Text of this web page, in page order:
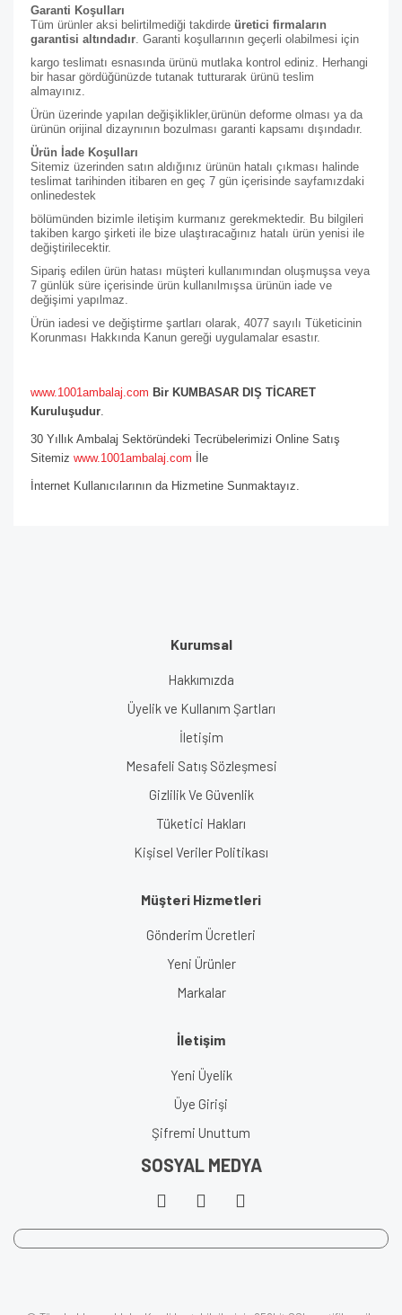
Garanti Koşulları
Tüm ürünler aksi belirtilmediği takdirde üretici firmaların
garantisi altındadır . Garanti koşullarının geçerli olabilmesi için
kargo teslimatı esnasında ürünü mutlaka kontrol ediniz. Herhangi
bir hasar gördüğünüzde tutanak tutturarak ürünü teslim
almayınız.
Ürün üzerinde yapılan değişiklikler,ürünün deforme olması ya da
ürünün orijinal dizaynının bozulması garanti kapsamı dışındadır.
Ürün İade Koşulları
Sitemiz üzerinden satın aldığınız ürünün hatalı çıkması halinde
teslimat tarihinden itibaren en geç 7 gün içerisinde sayfamızdaki
onlinedestek
bölümünden bizimle iletişim kurmanız gerekmektedir. Bu bilgileri
takiben kargo şirketi ile bize ulaştıracağınız hatalı ürün yenisi ile
değiştirilecektir.
Sipariş edilen ürün hatası müşteri kullanımından oluşmuşsa veya
7 günlük süre içerisinde ürün kullanılmışsa ürünün iade ve
değişimi yapılmaz.
Ürün iadesi ve değiştirme şartları olarak, 4077 sayılı Tüketicinin
Korunması Hakkında Kanun gereği uygulamalar esastır.
www.1001ambalaj.com Bir KUMBASAR DIŞ TİCARET
Kuruluşudur
30 Yıllık Ambalaj Sektöründeki Tecrübelerimizi Online Satış
Sitemiz www.1001ambalaj.com İle
İnternet Kullanıcılarının da Hizmetine Sunmaktayız.
Kurumsal
Hakkımızda
Üyelik ve Kullanım Şartları
İletişim
Mesafeli Satış Sözleşmesi
Gizlilik Ve Güvenlik
Tüketici Hakları
Kişisel Veriler Politikası
Müşteri Hizmetleri
Gönderim Ücretleri
Yeni Ürünler
Markalar
İletişim
Yeni Üyelik
Üye Girişi
Şifremi Unuttum
SOSYAL MEDYA